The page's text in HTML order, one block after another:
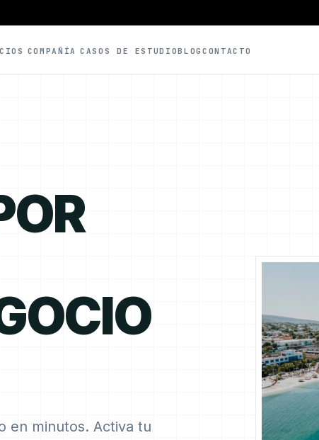
COMPAÑÍA CASOS DE ESTUDIOBLOG CONTACTO
en minutos. Activa tu